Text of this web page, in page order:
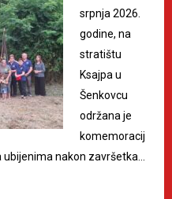
srpnja 2026.
godine, na
stratištu
Ksajpa u
Šenkovcu
održana je
komemoracij
nakon završetka…